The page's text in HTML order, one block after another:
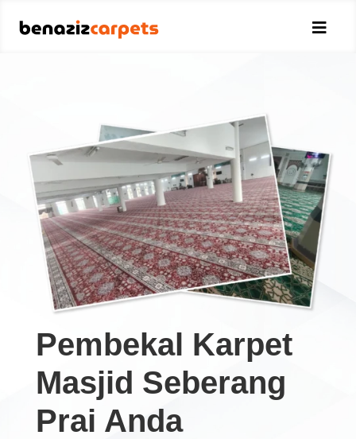

Pembekal Karpet
Masjid Seberang
Prai Anda